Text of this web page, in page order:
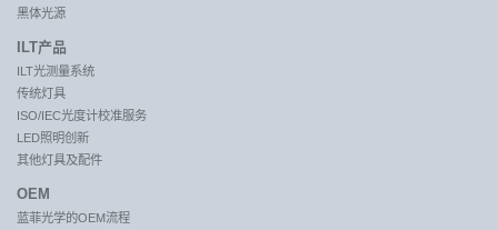
黑体光源
ILT产品
ILT光测量系统
传统灯具
ISO/IEC光度计校准服务
LED照明创新
其他灯具及配件
OEM
蓝菲光学的OEM流程